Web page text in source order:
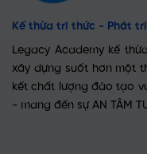
Kế thừa tri thức - Phát
Legacy Academy kế
xây dựng suốt hơn một
kết chất lượng đào tạo
- mang đến sự AN TÂM